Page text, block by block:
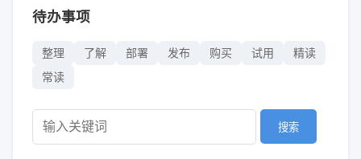
待办事项
整理 了解 部署 发布 购买 试用
精读
常读
搜索